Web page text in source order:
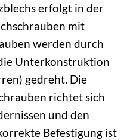
erfolgt in der
mit
werden durch
Unterkonstruktion
gedreht. Die
richtet sich
und den
Befestigung ist